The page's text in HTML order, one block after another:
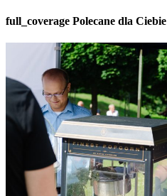
full_coverage Polecane dla Ciebie